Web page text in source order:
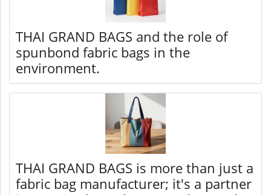
THAI GRAND BAGS and the role of
spunbond fabric bags in the
environment.
THAI GRAND BAGS is more than just a
fabric bag manufacturer; it's a partner